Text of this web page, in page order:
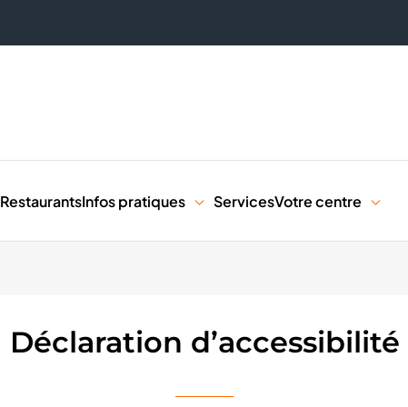
RestaurantsInfos pratiques ServicesVotre centre
Déclaration d’accessibilité